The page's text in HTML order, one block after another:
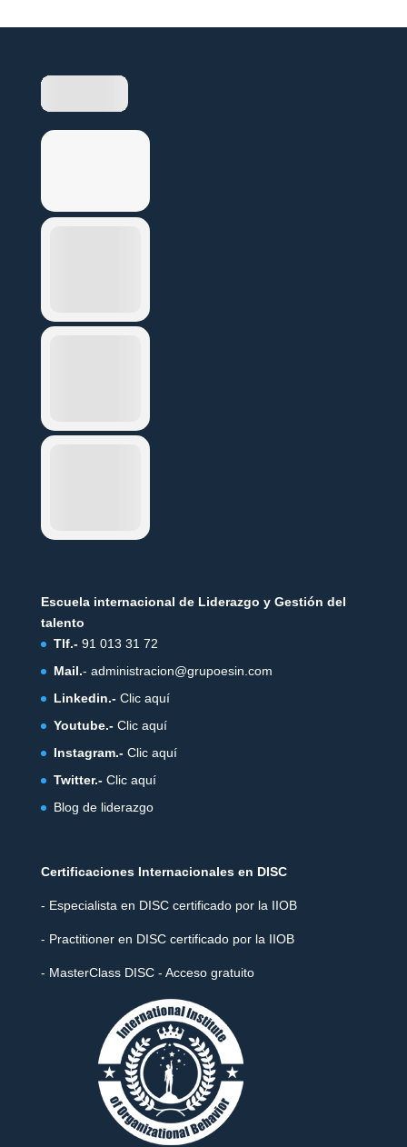
Escuela internacional de Liderazgo y Gestión del
talento
Tlf.-91 013 31 72
Mail.- administracion@grupoesin.com
Linkedin.- Clic aquí
Youtube.- Clic aquí
Instagram.- Clic aquí
Twitter.- Clic aquí
Blog de liderazgo
Certificaciones Internacionales en DISC
- Especialista en DISC certificado por la IIOB
- Practitioner en DISC certificado por la IIOB
- MasterClass DISC - Acceso gratuito